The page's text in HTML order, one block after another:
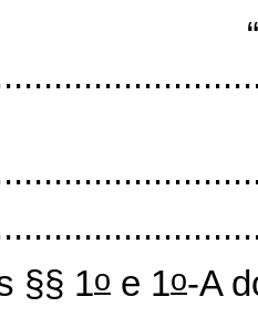
§§ 1o e 1o-A